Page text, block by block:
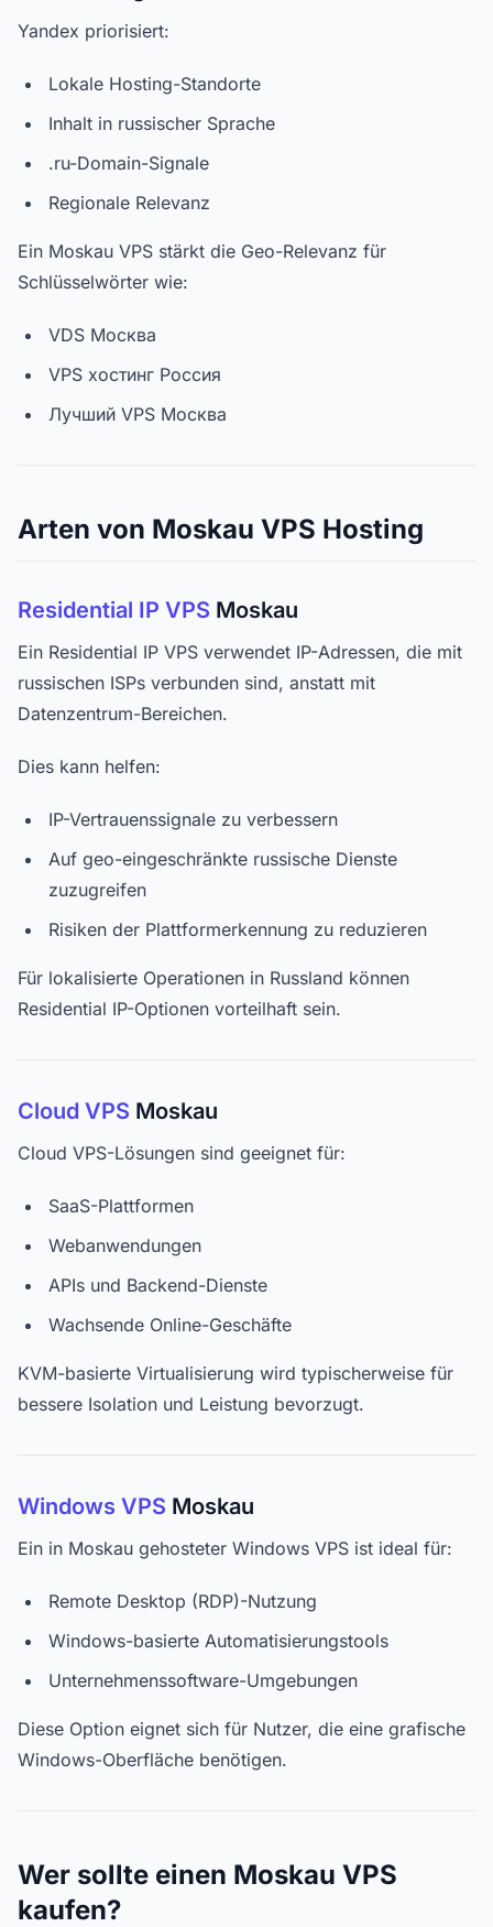
Yandex priorisiert:
Lokale Hosting-Standorte
Inhalt in russischer Sprache
.ru-Domain-Signale
Regionale Relevanz
Ein Moskau VPS stärkt die Geo-Relevanz für
Schlüsselwörter wie:
VDS Москва
VPS хостинг Россия
Лучший VPS Москва
Arten von Moskau VPS Hosting
Residential IP VPS Moskau
Ein Residential IP VPS verwendet IP-Adressen, die mit
russischen ISPs verbunden sind, anstatt mit
Datenzentrum-Bereichen.
Dies kann helfen:
IP-Vertrauenssignale zu verbessern
Auf geo-eingeschränkte russische Dienste
zuzugreifen
Risiken der Plattformerkennung zu reduzieren
Für lokalisierte Operationen in Russland können
Residential IP-Optionen vorteilhaft sein.
Cloud VPS Moskau
Cloud VPS-Lösungen sind geeignet für:
SaaS-Plattformen
Webanwendungen
APIs und Backend-Dienste
Wachsende Online-Geschäfte
KVM-basierte Virtualisierung wird typischerweise für
bessere Isolation und Leistung bevorzugt.
Windows VPS Moskau
Ein in Moskau gehosteter Windows VPS ist ideal für:
Remote Desktop (RDP)-Nutzung
Windows-basierte Automatisierungstools
Unternehmenssoftware-Umgebungen
Diese Option eignet sich für Nutzer, die eine grafische
Windows-Oberfläche benötigen.
Wer sollte einen Moskau VPS
kaufen?